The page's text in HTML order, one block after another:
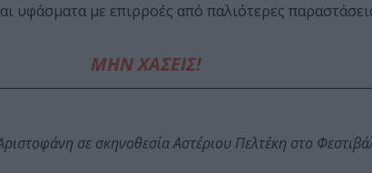
υφάσματα με επιρροές από παλιότερες
ΜΗΝ ΧΑΣΕΙΣ!
σε σκηνοθεσία Αστέριου Πελτέκη στο